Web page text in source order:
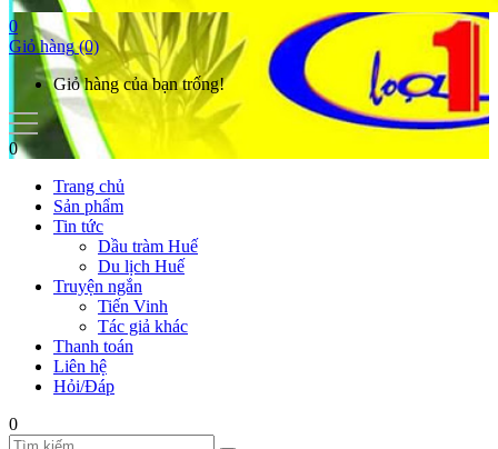
0
Giỏ hàng (0)
Giỏ hàng của bạn trống!
0
Trang chủ
Sản phẩm
Tin tức
Dầu tràm Huế
Du lịch Huế
Truyện ngắn
Tiến Vinh
Tác giả khác
Thanh toán
Liên hệ
Hỏi/Đáp
0